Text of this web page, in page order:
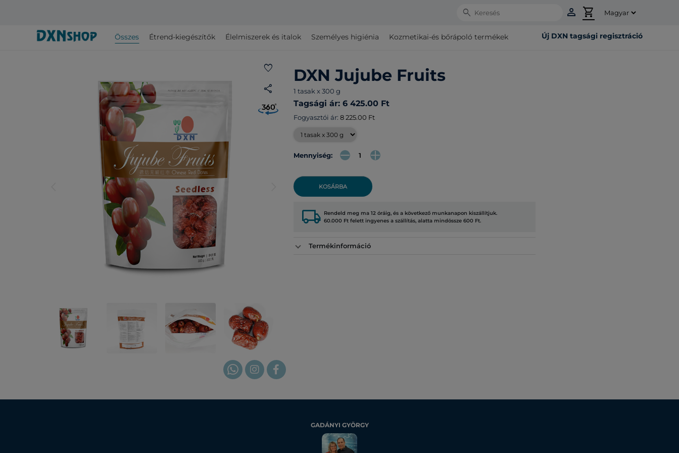
Search person shopping_cart
Összes Étrend-kiegészítők Élelmiszerek és italok Személyes higiénia Kozmetikai-és bőrápoló termékek Új DXN tagsági regisztráció
favorite
share
DXN Jujube Fruits
1 tasak x 300 g
Tagsági ár: 6 425.00 Ft
Fogyasztói ár: 8 225.00 Ft
Mennyiség:
KOSÁRBA
local_shipping Rendeld meg ma 12 óráig, és a következő munkanapon kiszállítjuk.
60.000 Ft felett ingyenes a szállítás, alatta mindössze 600 Ft.
Termékinformáció
GADÁNYI GYÖRGY